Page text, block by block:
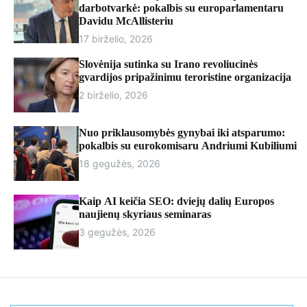
r
darbotvarkė: pokalbis su europarlamentaru
Davidu McAllisteriu
17 birželio, 2026
Slovėnija sutinka su Irano revoliucinės
gvardijos pripažinimu teroristine organizacija
2 birželio, 2026
Nuo priklausomybės gynybai iki atsparumo:
pokalbis su eurokomisaru Andriumi Kubiliumi
18 gegužės, 2026
Kaip AI keičia SEO: dviejų dalių Europos
naujienų skyriaus seminaras
3 gegužės, 2026